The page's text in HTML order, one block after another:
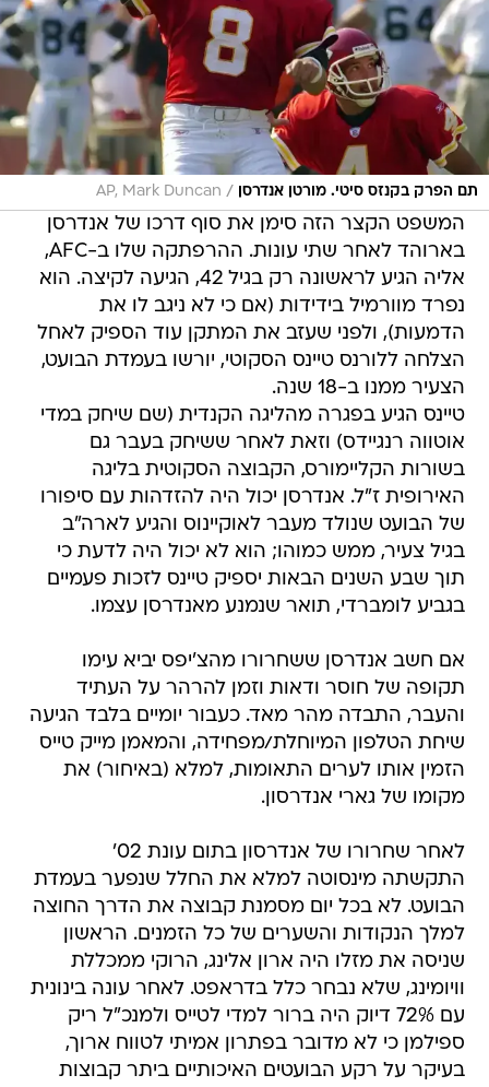
תם הפרק בקנזס סיטי. מורטן אנדרסן /
AP, Mark Duncan
המשפט הקצר הזה סימן את סוף דרכו של אנדרסן
בארוהד לאחר שתי עונות. ההרפתקה שלו ב-AFC,
אליה הגיע לראשונה רק בגיל 42, הגיעה לקיצה. הוא
נפרד מוורמיל בידידות (אם כי לא ניגב לו את
הדמעות), ולפני שעזב את המתקן עוד הספיק לאחל
הצלחה ללורנס טיינס הסקוטי, יורשו בעמדת הבועט,
הצעיר ממנו ב-18 שנה.
טיינס הגיע בפגרה מהליגה הקנדית (שם שיחק במדי
אוטווה רנגיידס) וזאת לאחר ששיחק בעבר גם
בשורות הקליימורס, הקבוצה הסקוטית בליגה
האירופית ז"ל. אנדרסן יכול היה להזדהות עם סיפורו
של הבועט שנולד מעבר לאוקיינוס והגיע לארה"ב
בגיל צעיר, ממש כמוהו; הוא לא יכול היה לדעת כי
תוך שבע השנים הבאות יספיק טיינס לזכות פעמיים
בגביע לומברדי, תואר שנמנע מאנדרסן עצמו.
אם חשב אנדרסן ששחרורו מהצ'יפס יביא עימו
תקופה של חוסר ודאות וזמן להרהר על העתיד
והעבר, התבדה מהר מאד. כעבור יומיים בלבד הגיעה
שיחת הטלפון המיוחלת/מפחידה, והמאמן מייק טייס
הזמין אותו לערים התאומות, למלא (באיחור) את
מקומו של גארי אנדרסון.
לאחר שחרורו של אנדרסון בתום עונת 02'
התקשתה מינסוטה למלא את החלל שנפער בעמדת
הבועט. לא בכל יום מסמנת קבוצה את הדרך החוצה
למלך הנקודות והשערים של כל הזמנים. הראשון
שניסה את מזלו היה ארון אלינג, הרוקי ממכללת
וויומינג, שלא נבחר כלל בדראפט. לאחר עונה בינונית
עם 72% דיוק היה ברור למדי לטייס ולמנכ"ל ריק
ספילמן כי לא מדובר בפתרון אמיתי לטווח ארוך,
בעיקר על רקע הבועטים האיכותיים ביתר קבוצות